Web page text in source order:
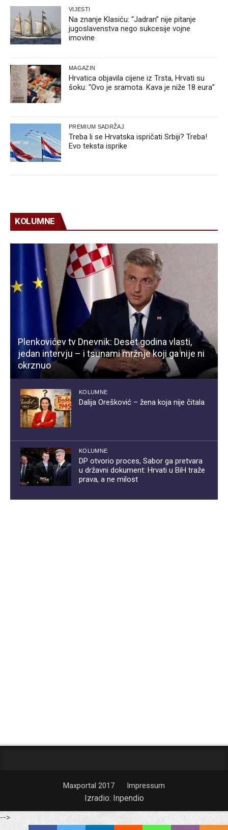
VIJESTI
Na znanje Klasiću: “Jadran” nije pitanje
jugoslavenstva nego sukcesije vojne
imovine
MAGAZIN
Hrvatica objavila cijene iz Trsta, Hrvati su
šoku: “Ovo je sramota. Kava je niže 18 eura”
PREMIUM SADRŽAJ
Treba li se Hrvatska ispričati Srbiji? Treba!
Evo teksta isprike
KOLUMNE
Plenkovićev tv Dnevnik: Deset godina vlasti,
jedan intervju – i tsunami mržnje koji ga nije ni
okrznuo
KOLUMNE
Dalija Orešković – žena koja nije čitala
KOLUMNE
DP otvorio proces, Sabor ga pretvara
u državni dokument: Hrvati u BiH traže
prava, a ne milost
Maxportal 2017 Impressum
Izradio: Inpendio
-->